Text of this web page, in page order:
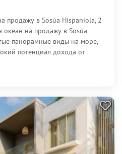
продажу в Sosúa Hispaniola, 2
океан на продажу в Sosúa
панорамные виды на море,
потенциал дохода от